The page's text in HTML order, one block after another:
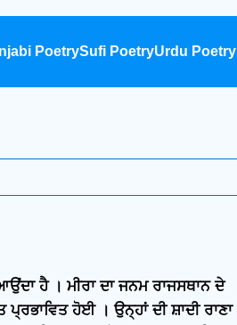
PoetrySufi PoetryUrdu Poetry
ਹੈ । ਮੀਰਾ ਦਾ ਜਨਮ ਰਾਜਸਥਾਨ ਦੇ
ਹੋਈ । ਉਨ੍ਹਾਂ ਦੀ ਸ਼ਾਦੀ ਰਾਣਾ